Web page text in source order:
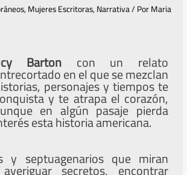
,Mujeres Escritoras,Narrativa/ PorMaria
Barton con un relato
en el que se mezclan
personajes y tiempos te
y te atrapa el corazón,
en algún pasaje pierda
esta historia americana.
y septuagenarios que miran
secretos, encontrar